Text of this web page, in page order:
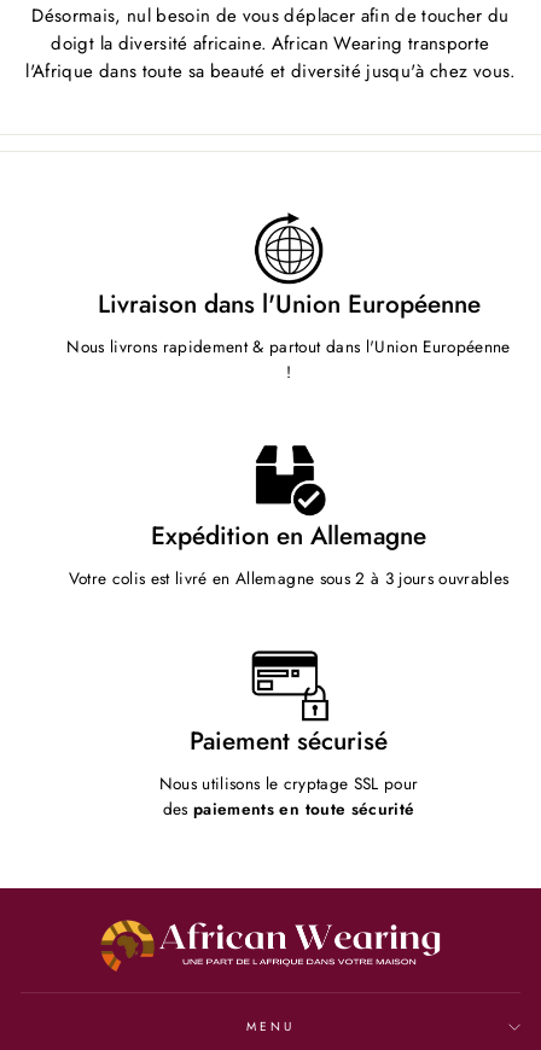
Désormais, nul besoin de vous déplacer afin de toucher du
doigt la diversité africaine. African Wearing transporte
l'Afrique dans toute sa beauté et diversité jusqu'à chez vous.
Livraison dans l'Union Européenne
Nous livrons rapidement & partout dans l'Union Européenne
!
Expédition en Allemagne
Votre colis est livré en Allemagne sous 2 à 3 jours ouvrables
Paiement sécurisé
Nous utilisons le cryptage SSL pour
despaiements en toute sécurité
MENU